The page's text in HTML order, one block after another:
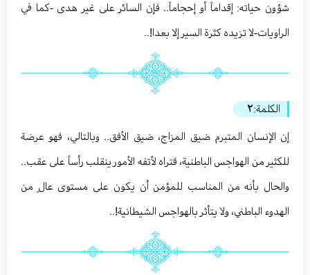
شؤون حياته: إقداماً أو إحجاماً.. فإن السائر على غير هدى -كما في
الراويات-لا تزيده كثرة السير إلا بعدا!..
الكلمة:٢
إن الإنسان المتبرم ضيق المزاج، ضيق الأفق.. وبالتالي، فهو عرضة
للكثير من الهواجس الباطنية، فتراه لأتفه الأمور ينقلب رأساً على عقب..
والحال بأنه من المناسب للمؤمن أن يكون على مستوى عالٍ من
الهدوء الباطني، ولا يتأثر بالهواجس الشيطانية!..